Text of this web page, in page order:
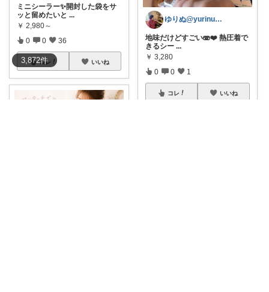
3,872件
ミニシーラー✨開封した袋をサ
ッと留めたいと ...
￥ 2,980～
0 0 36
コレ いいね
ゆりぬ@yurinu_hsp_life_
地味だけどすごい🫨❤️ 熱圧着で
きるシー ...
￥ 3,280
0 0 1
コレ いいね